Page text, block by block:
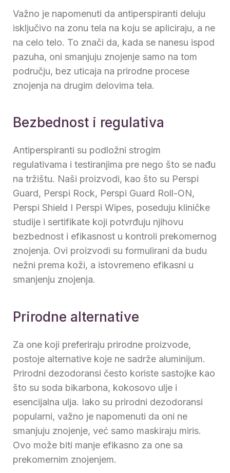
Važno je napomenuti da antiperspiranti deluju
isključivo na zonu tela na koju se apliciraju, a ne
na celo telo. To znači da, kada se nanesu ispod
pazuha, oni smanjuju znojenje samo na tom
području, bez uticaja na prirodne procese
znojenja na drugim delovima tela.
Bezbednost i regulativa
Antiperspiranti su podložni strogim
regulativama i testiranjima pre nego što se nađu
na tržištu. Naši proizvodi, kao što su Perspi
Guard, Perspi Rock, Perspi Guard Roll-ON,
Perspi Shield I Perspi Wipes, poseduju kliničke
studije i sertifikate koji potvrđuju njihovu
bezbednost i efikasnost u kontroli prekomernog
znojenja. Ovi proizvodi su formulirani da budu
nežni prema koži, a istovremeno efikasni u
smanjenju znojenja.
Prirodne alternative
Za one koji preferiraju prirodne proizvode,
postoje alternative koje ne sadrže aluminijum.
Prirodni dezodoransi često koriste sastojke kao
što su soda bikarbona, kokosovo ulje i
esencijalna ulja. Iako su prirodni dezodoransi
popularni, važno je napomenuti da oni ne
smanjuju znojenje, već samo maskiraju miris.
Ovo može biti manje efikasno za one sa
prekomernim znojenjem.